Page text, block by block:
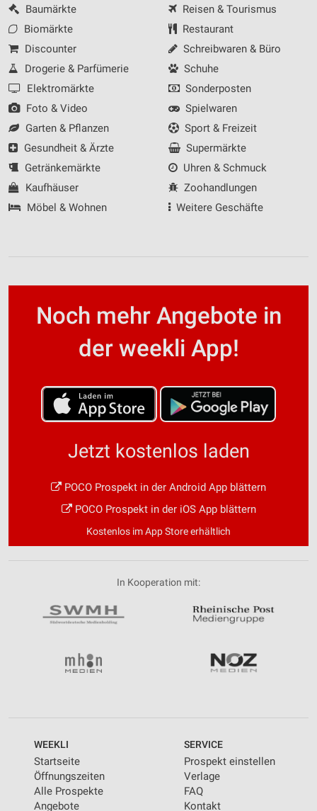
Baumärkte
Biomärkte
Discounter
Drogerie & Parfümerie
Elektromärkte
Foto & Video
Garten & Pflanzen
Gesundheit & Ärzte
Getränkemärkte
Kaufhäuser
Möbel & Wohnen
Reisen & Tourismus
Restaurant
Schreibwaren & Büro
Schuhe
Sonderposten
Spielwaren
Sport & Freizeit
Supermärkte
Uhren & Schmuck
Zoohandlungen
Weitere Geschäfte
Noch mehr Angebote in
der weekli App!
Jetzt kostenlos laden
POCO Prospekt in der Android App blättern
POCO Prospekt in der iOS App blättern
Kostenlos im App Store erhältlich
In Kooperation mit:
WEEKLI
Startseite
Öffnungszeiten
Alle Prospekte
Angebote
SERVICE
Prospekt einstellen
Verlage
FAQ
Kontakt